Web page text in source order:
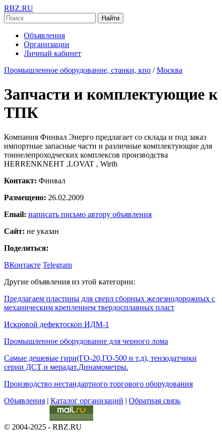
RBZ.RU
Найти
Объявления
Организации
Личный кабинет
Промышленное оборудование, станки, кпо / Москва
Запчасти и комплектующие к
ТПК
Компания Финвал Энерго предлагает со склада и под заказ
импортные запасные части и различные комплектующие для
тоннелепроходческих комплексов производства
HERRENKNEHT ,LOVAT , Wirth
Контакт: Финвал
Размещено: 26.02.2009
Email: написать письмо автору объявления
Сайт: не указан
Поделиться:
ВКонтакте Telegram
Другие объявления из этой категории:
Предлагаем пластины для сверл сборных железнодорожных с
механическим креплением твердосплавных пласт
Искровой дефектоскоп ИДМ-1
Промышленное оборудование для черного лома
Самые дешевые гири(ГО-20,ГО-500 и т.д), тензодатчики
серии ДСТ и мерадат.Динамометры.
Производство нестандартного торгового оборудования
Объявления | Каталог организаций | Обратная связь
© 2004-2025 - RBZ.RU